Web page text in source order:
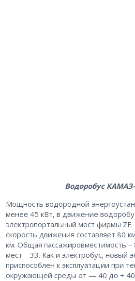
Водоробус
Мощность водородной
менее 45 кВт, в движение
электропортальный мост фирмы ZF.
скорость движения составляет 80
км. Общая пассажировместимость –
мест – 33. Как и электробус, новый
приспособлен к эксплуатации при
окружающей среды от — 40 до + 40